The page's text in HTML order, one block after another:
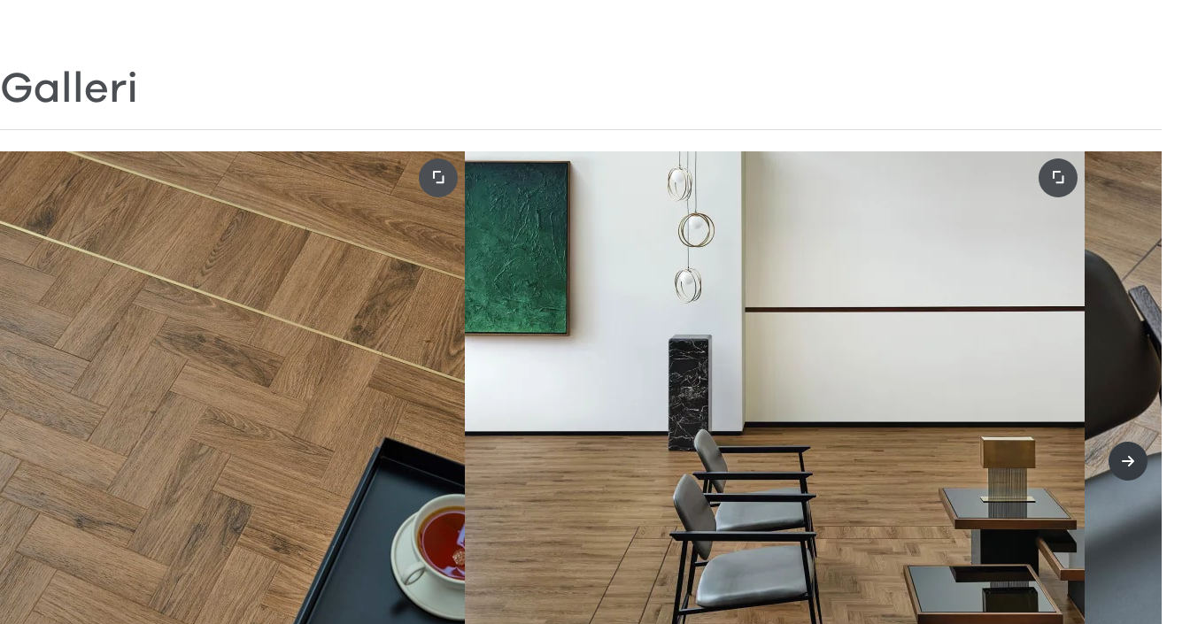
Galleri